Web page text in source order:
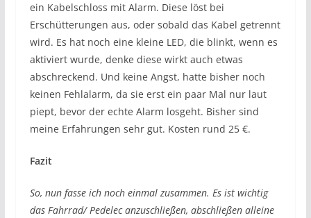
ein Kabelschloss mit Alarm. Diese löst bei
Erschütterungen aus, oder sobald das Kabel getrennt
wird. Es hat noch eine kleine LED, die blinkt, wenn es
aktiviert wurde, denke diese wirkt auch etwas
abschreckend. Und keine Angst, hatte bisher noch
keinen Fehlalarm, da sie erst ein paar Mal nur laut
piept, bevor der echte Alarm losgeht. Bisher sind
meine Erfahrungen sehr gut. Kosten rund 25 €.
Fazit
So, nun fasse ich noch einmal zusammen. Es ist wichtig
das Fahrrad/ Pedelec anzuschließen, abschließen alleine